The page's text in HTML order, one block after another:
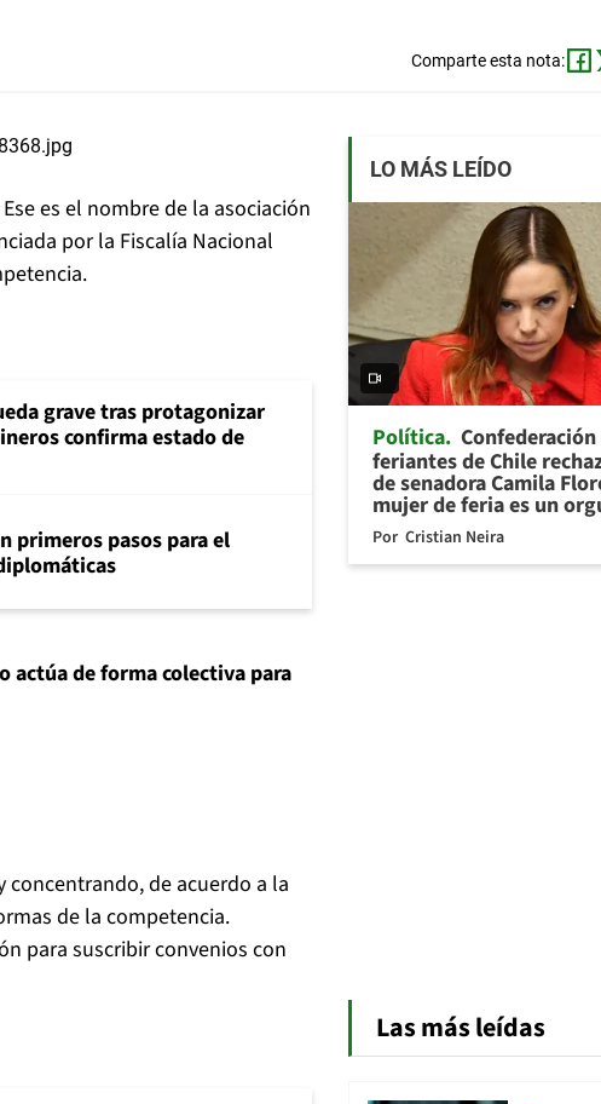
Comparte esta nota:
Ese es el nombre de la asociación
por la Fiscalía Nacional
grave tras protagonizar
confirma estado de
primeros pasos para el
actúa de forma colectiva para
concentrando, de acuerdo a la
de la competencia.
para suscribir convenios con
LO MÁS LEÍDO
Política Confederación
feriantes de Chile
de senadora Camila
mujer de feria es un
Por Cristian Neira
Las más leídas